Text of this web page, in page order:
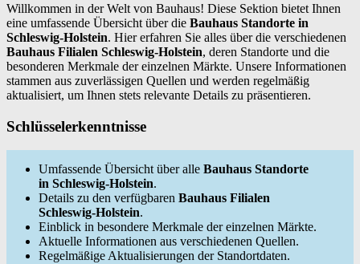
Willkommen in der Welt von Bauhaus! Diese Sektion bietet Ihnen
eine umfassende Übersicht über die Bauhaus Standorte in
Schleswig-Holstein. Hier erfahren Sie alles über die verschiedenen
Bauhaus Filialen Schleswig-Holstein, deren Standorte und die
besonderen Merkmale der einzelnen Märkte. Unsere Informationen
stammen aus zuverlässigen Quellen und werden regelmäßig
aktualisiert, um Ihnen stets relevante Details zu präsentieren.
Schlüsselerkenntnisse
Umfassende Übersicht über alle Bauhaus Standorte
in Schleswig-Holstein.
Details zu den verfügbaren Bauhaus Filialen
Schleswig-Holstein.
Einblick in besondere Merkmale der einzelnen Märkte.
Aktuelle Informationen aus verschiedenen Quellen.
Regelmäßige Aktualisierungen der Standortdaten.